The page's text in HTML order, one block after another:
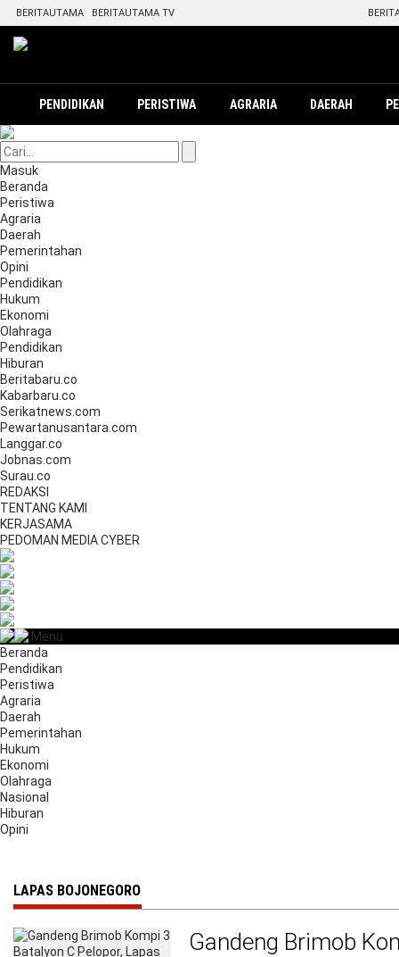
BERITAUTAMA BERITAUTAMA TV
PENDIDIKAN PERISTIWA AGRARIA DAERAH
Masuk
Beranda
Peristiwa
Agraria
Daerah
Pemerintahan
Opini
Pendidikan
Hukum
Ekonomi
Olahraga
Pendidikan
Hiburan
Beritabaru.co
Kabarbaru.co
Serikatnews.com
Pewartanusantara.com
Langgar.co
Jobnas.com
Surau.co
REDAKSI
TENTANG KAMI
KERJASAMA
PEDOMAN MEDIA CYBER
Menu
Beranda
Pendidikan
Peristiwa
Agraria
Daerah
Pemerintahan
Hukum
Ekonomi
Olahraga
Nasional
Hiburan
Opini
LAPAS BOJONEGORO
Gandeng Brimob